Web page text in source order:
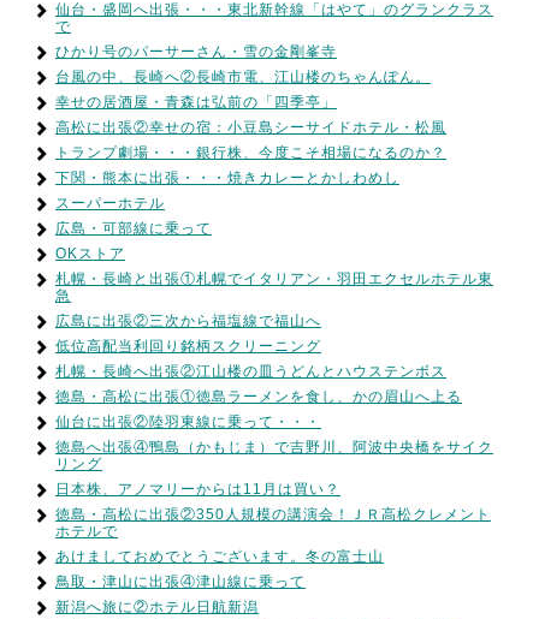
仙台・盛岡へ出張・・・東北新幹線「はやて」のグランクラス
で
ひかり号のパーサーさん・雪の金剛峯寺
台風の中、長崎へ②長崎市電、江山楼のちゃんぽん。
幸せの居酒屋・青森は弘前の「四季亭」
高松に出張②幸せの宿：小豆島シーサイドホテル・松風
トランプ劇場・・・銀行株、今度こそ相場になるのか？
下関・熊本に出張・・・焼きカレーとかしわめし
スーパーホテル
広島・可部線に乗って
OKストア
札幌・長崎と出張①札幌でイタリアン・羽田エクセルホテル東
急
広島に出張②三次から福塩線で福山へ
低位高配当利回り銘柄スクリーニング
札幌・長崎へ出張②江山楼の皿うどんとハウステンボス
徳島・高松に出張①徳島ラーメンを食し、かの眉山へ上る
仙台に出張②陸羽東線に乗って・・・
徳島へ出張④鴨島（かもじま）で吉野川、阿波中央橋をサイク
リング
日本株、アノマリーからは11月は買い？
徳島・高松に出張②350人規模の講演会！ＪＲ高松クレメント
ホテルで
あけましておめでとうございます。冬の富士山
鳥取・津山に出張④津山線に乗って
新潟へ旅に②ホテル日航新潟